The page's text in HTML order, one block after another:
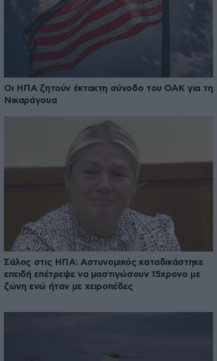
Οι ΗΠΑ ζητούν έκτακτη σύνοδο του ΟΑΚ για τη
Νικαράγουα
Σάλος στις ΗΠΑ: Αστυνομικός καταδικάστηκε
επειδή επέτρεψε να μαστιγώσουν 15χρονο με
ζώνη ενώ ήταν με χειροπέδες